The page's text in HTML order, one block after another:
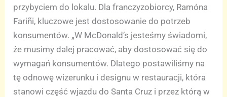
przybyciem do lokalu. Dla franczyzobiorcy, Ramóna
Fariñi, kluczowe jest dostosowanie do potrzeb
konsumentów. „W McDonald’s jesteśmy świadomi,
że musimy dalej pracować, aby dostosować się do
wymagań konsumentów. Dlatego postawiliśmy na
tę odnowę wizerunku i designu w restauracji, która
stanowi część wjazdu do Santa Cruz i przez którą w